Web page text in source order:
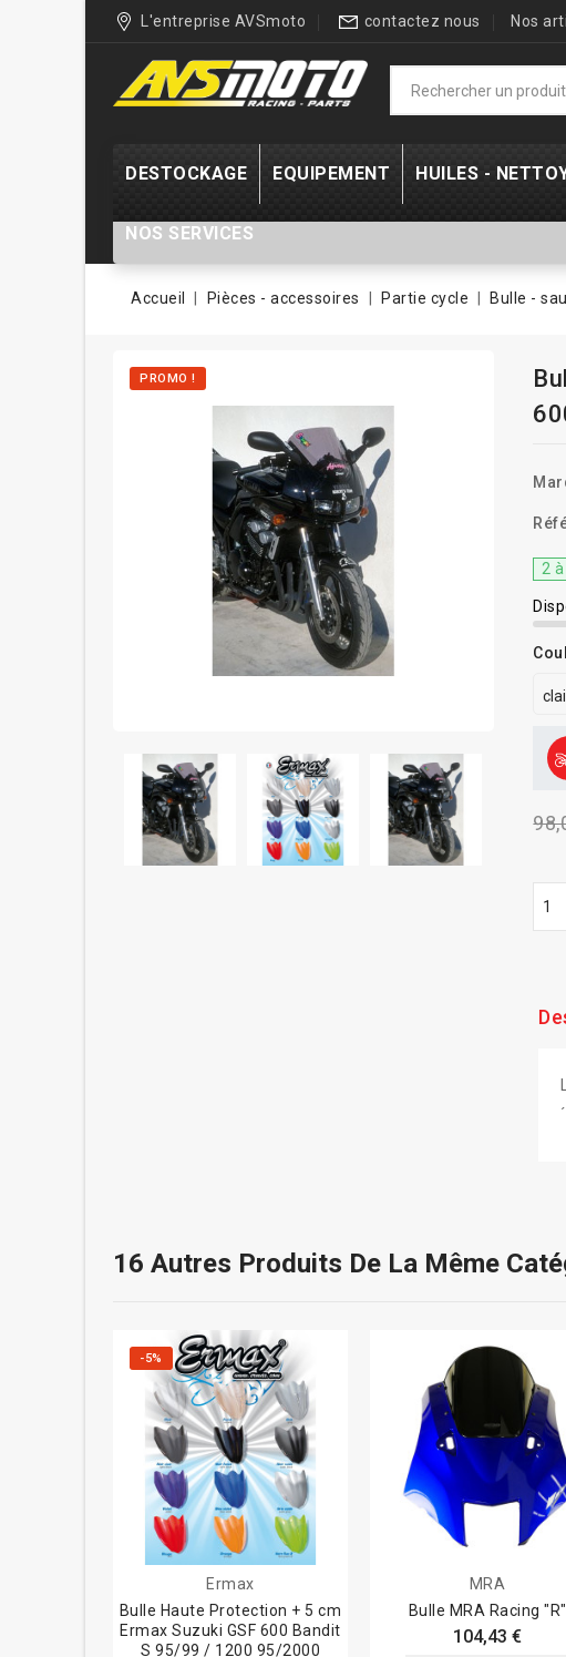
L'entreprise AVSmoto contactez nous Nos
DESTOCKAGE EQUIPEMENT HUILES -
NOS SERVICES
Accueil Pièces - accessoires Partie cycle Bulle -
PROMO !
2
16 Autres Produits De La Même
-5%
Ermax
Bulle Haute Protection + 5 cm
Ermax Suzuki GSF 600 Bandit
S 95/99 / 1200 95/2000
MRA
Bulle MRA Racing "R"
104,43 €